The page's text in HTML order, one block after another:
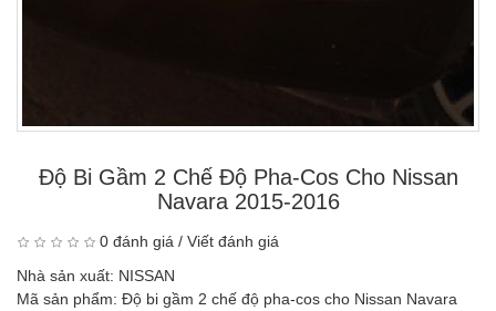
Độ Bi Gầm 2 Chế Độ Pha-Cos Cho Nissan
Navara 2015-2016
0 đánh giá / Viết đánh giá
Nhà sản xuất: NISSAN
Mã sản phẩm: Độ bi gầm 2 chế độ pha-cos cho Nissan Navara